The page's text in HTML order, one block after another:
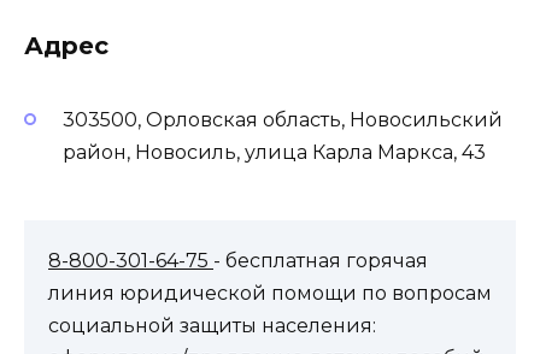
Адрес
303500, Орловская область, Новосильский
район, Новосиль, улица Карла Маркса, 43
8-800-301-64-75 - бесплатная горячая
линия юридической помощи по вопросам
социальной защиты населения: